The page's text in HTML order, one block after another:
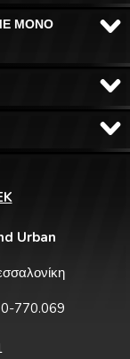
ΜΟΝΟ
Urban
770.069